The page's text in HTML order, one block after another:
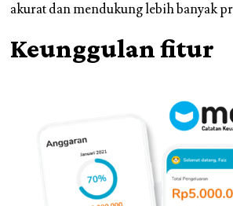
akurat dan mendukung lebih banyak
Keunggulan fitur